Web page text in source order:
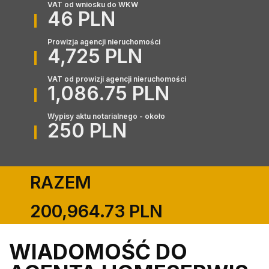
VAT od wniosku do WKW
46 PLN
Prowizja agencji nieruchomości
4,725 PLN
VAT od prowizji agencji nieruchomości
1,086.75 PLN
Wypisy aktu notarialnego - około
250 PLN
RAZEM
200,964.73 PLN
WIADOMOŚĆ DO